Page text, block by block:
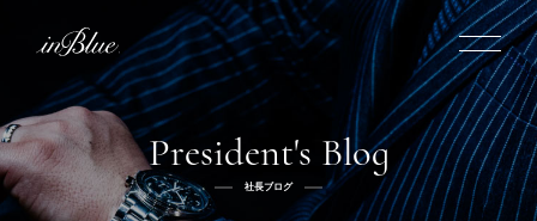
inBlueについて
President's Blog
社長ブログ